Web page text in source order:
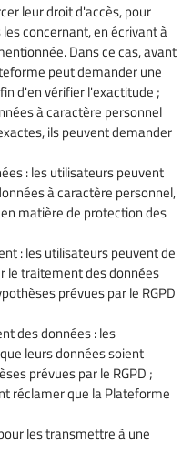
leur droit d'accès, pour
concernant, en écrivant à
Dans ce cas, avant
peut demander une
d'en vérifier l'exactitude ;
à caractère personnel
ils peuvent demander
: les utilisateurs peuvent
à caractère personnel,
matière de protection des
: les utilisateurs peuvent de
le traitement des données
prévues par le RGPD
des données : les
leurs données soient
prévues par le RGPD ;
réclamer que la Plateforme
les transmettre à une